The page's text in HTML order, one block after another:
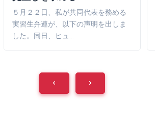
５月２２日、私が共同代表を務める
実習生弁連が、以下の声明を出しま
した。同日、ヒュ…